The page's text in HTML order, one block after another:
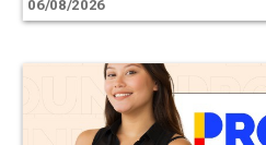
06/08/2026